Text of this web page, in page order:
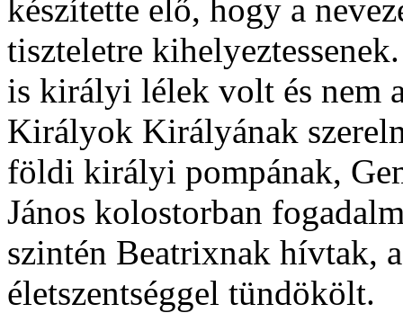
készítette elő, hogy a
tiszteletre
is királyi lélek volt és nem
Királyok Királyának
földi királyi pompának,
János kolostorban
szintén Beatrixnak hívtak,
életszentséggel tündökölt.